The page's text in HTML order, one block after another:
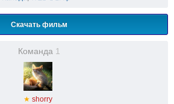
Скачать фильм
Команда 1
★ shorry